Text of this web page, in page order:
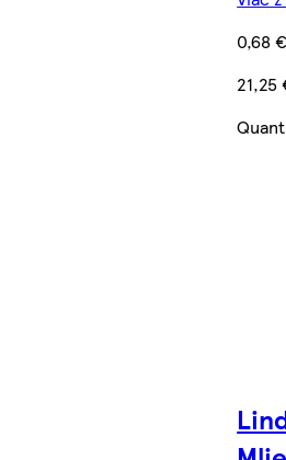
0,68 €